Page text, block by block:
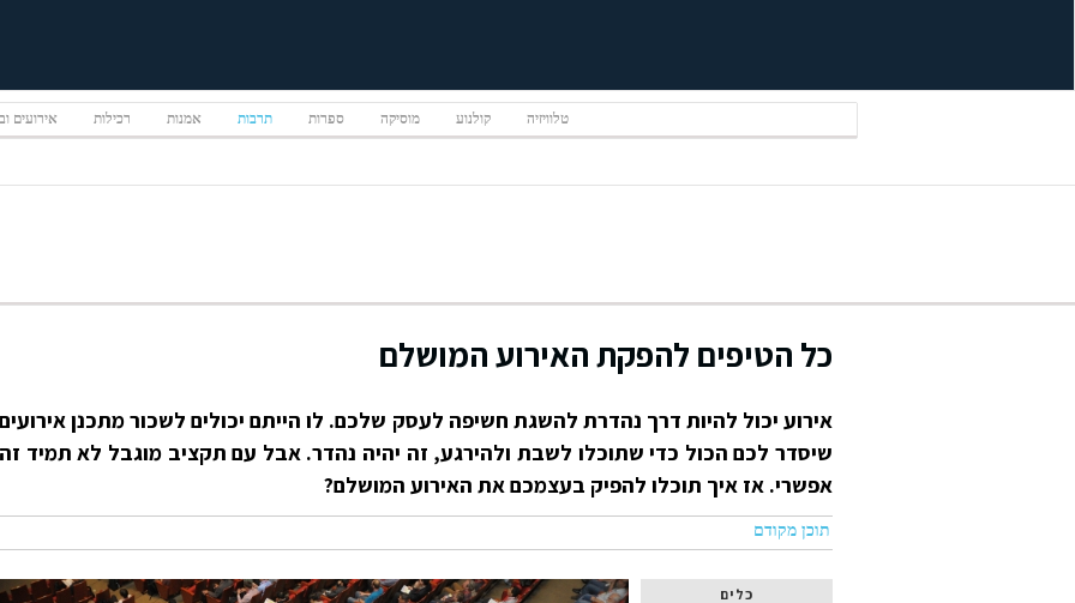
טלוויזיה קולנוע מוסיקה ספרות תרבות אמנות רכילות אירועים
כל הטיפים להפקת האירוע המושלם
אירוע יכול להיות דרך נהדרת להשגת חשיפה לעסק שלכם. לו הייתם יכולים לשכור מתכנן אירועים
שיסדר לכם הכול כדי שתוכלו לשבת ולהירגע, זה יהיה נהדר. אבל עם תקציב מוגבל לא תמיד זה
אפשרי. אז איך תוכלו להפיק בעצמכם את האירוע המושלם?
תוכן מקודם
כלים